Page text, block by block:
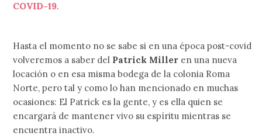
COVID-19.
Hasta el momento no se sabe si en una época post-covid
volveremos a saber del Patrick Miller en una nueva
locación o en esa misma bodega de la colonia Roma
Norte, pero tal y como lo han mencionado en muchas
ocasiones: El Patrick es la gente, y es ella quien se
encargará de mantener vivo su espíritu mientras se
encuentra inactivo.